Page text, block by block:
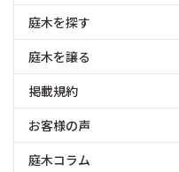
庭木を探す
庭木を譲る
掲載規約
お客様の声
庭木コラム